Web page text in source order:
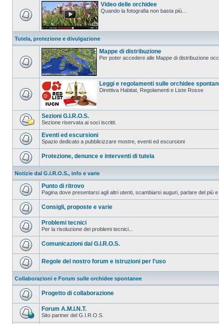
Video delle orchidee
Quando la fotografia non basta più...
Tutela, protezione e divulgazione
Mappe di distribuzione
Per poter accedere alle Mappe di distribuzione
Leggi e regolamenti sulle orchidee
Direttiva Habitat, Regolamenti e Liste Rosse
Sezioni G.I.R.O.S.
Sezione riservata ai soci iscritti.
Eventi ed escursioni
Spazio dedicato a pubblicizzare mostre, eventi ed escursioni
Protezione, denunce e interventi di tutela
Notizie dal G.I.R.O.S., info e varie
Punto di ritrovo
Pagina dove presentarsi agli altri utenti, scambiarsi auguri, parlare del più
Consigli, proposte e varie
Problemi tecnici
Per la risoluzione dei problemi tecnici...
Comunicazioni dal G.I.R.O.S.
Regole del nostro forum e istruzioni per l'uso
Collaborazioni e Forum sulle orchidee spontanee
Progetto di collaborazione
Forum A.M.I.N.T.
Sito partner del G.I.R.O.S.